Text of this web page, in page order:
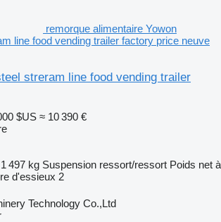
remorque alimentaire Yowon
line food vending trailer factory price neuve
streram line food vending trailer
$US ≈ 10 390 €
1 497 kg Suspension ressort/ressort Poids net à
d'essieux 2
Technology Co.,Ltd